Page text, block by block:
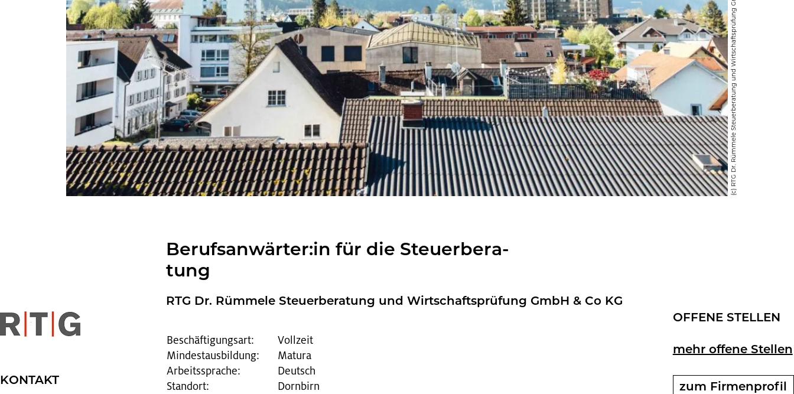
(c) RTG Dr. Rümmele Steuerberatung und Wirtschaftsprüfung GmbH & Co KG
Be­rufs­an­wär­ter:in für die Steu­er­be­ra­
tung
RTG Dr. Rüm­me­le Steu­er­be­ra­tung und Wirt­schafts­prü­fung GmbH & Co KG
Beschäftigungsart:
Vollzeit
Mindestausbildung:
Matura
Arbeitssprache:
Deutsch
Standort:
Dornbirn
KON­TAKT
OF­FE­NE STEL­LEN
mehr of­fe­ne Stel­len
zum Fir­men­pro­fil